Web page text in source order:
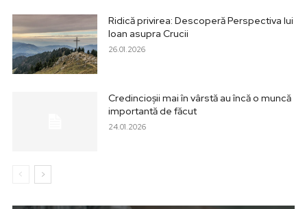
Ridică privirea: Descoperă Perspectiva lui
Ioan asupra Crucii
26.01.2026
Credincioșii mai în vârstă au încă o muncă
importantă de făcut
24.01.2026